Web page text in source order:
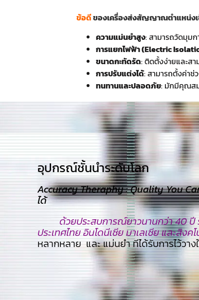
ข้อดีของเครื่องส่งสัญญาณตำแหน่ง
ความแม่นยำสูง: สามารถวัดมุม
การแยกไฟฟ้า (Electric
ขนาดกะทัดรัด: ติดตั้งง่ายและส
การปรับแต่งได้: สามารถตั้งค่า
ทนทานและปลอดภัย: มักมีคุณส
อุปกรณ์ชั้นนำระดับโลก​
Accuracy Theraphy : Quality You
ได้
ด้วยประสบการณ์ยาวนานกว่า 40
ประเทศไทย อินโดนีเซีย มาเลเซีย และสิงค
หลากหลาย และ แม่นยำ ทีไ่ด้รับการไว้วาง